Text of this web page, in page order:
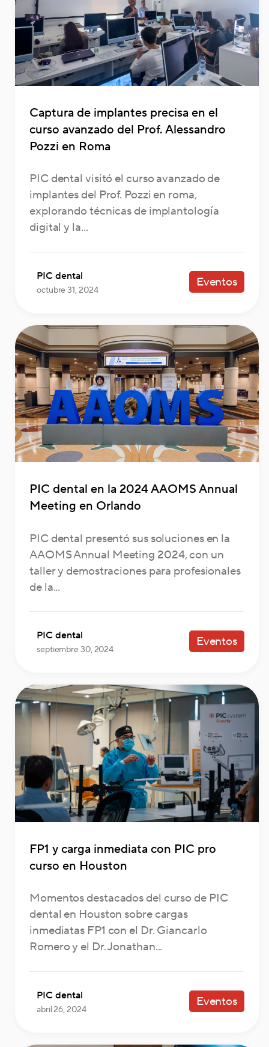
Captura de implantes precisa en el
curso avanzado del Prof. Alessandro
Pozzi en Roma
PIC dental visitó el curso avanzado de
implantes del Prof. Pozzi en roma,
explorando técnicas de implantología
digital y la...
PIC dental
octubre 31, 2024
Eventos
PIC dental en la 2024 AAOMS Annual
Meeting en Orlando
PIC dental presentó sus soluciones en la
AAOMS Annual Meeting 2024, con un
taller y demostraciones para profesionales
de la...
PIC dental
septiembre 30, 2024
Eventos
FP1 y carga inmediata con PIC pro
curso en Houston
Momentos destacados del curso de PIC
dental en Houston sobre cargas
inmediatas FP1 con el Dr. Giancarlo
Romero y el Dr. Jonathan...
PIC dental
abril 26, 2024
Eventos